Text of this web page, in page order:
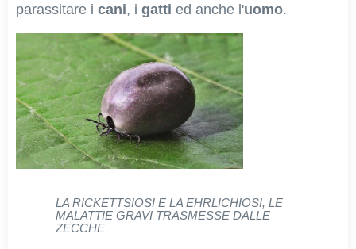
parassitare i cani, i gatti ed anche l'uomo.
LA RICKETTSIOSI E LA EHRLICHIOSI, LE
MALATTIE GRAVI TRASMESSE DALLE
ZECCHE